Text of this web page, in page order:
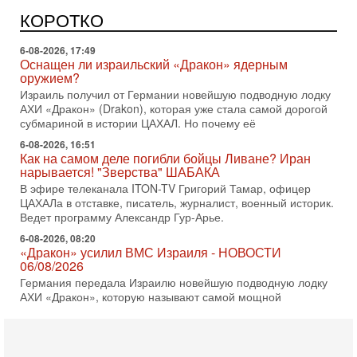
КОРОТКО
еврейский политический альянс? Что произойдет с
политическим раскладом сил, если арабский список
6-08-2026, 17:49
Оснащен ли израильский «Дракон» ядерным
оружием?
Израиль получил от Германии новейшую подводную лодку
АХИ «Дракон» (Drakon), которая уже стала самой дорогой
субмариной в истории ЦАХАЛ. Но почему её
6-08-2026, 16:51
Как на самом деле погибли бойцы Ливане? Иран
нарывается! "Зверства" ШАБАКА
В эфире телеканала ITON-TV Григорий Тамар, офицер
ЦАХАЛа в отставке, писатель, журналист, военный историк.
Ведет программу Александр Гур-Арье.
6-08-2026, 08:20
«Дракон» усилил ВМС Израиля - НОВОСТИ
06/08/2026
Германия передала Израилю новейшую подводную лодку
АХИ «Дракон», которую называют самой мощной